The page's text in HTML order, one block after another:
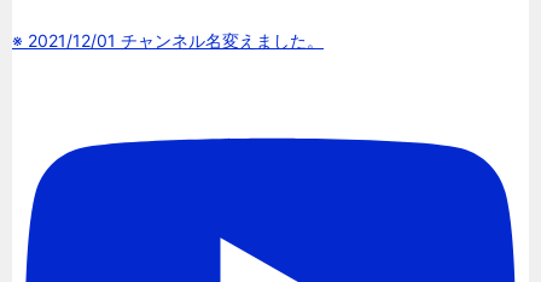
※ 2021/12/01 チャンネル名変えました。